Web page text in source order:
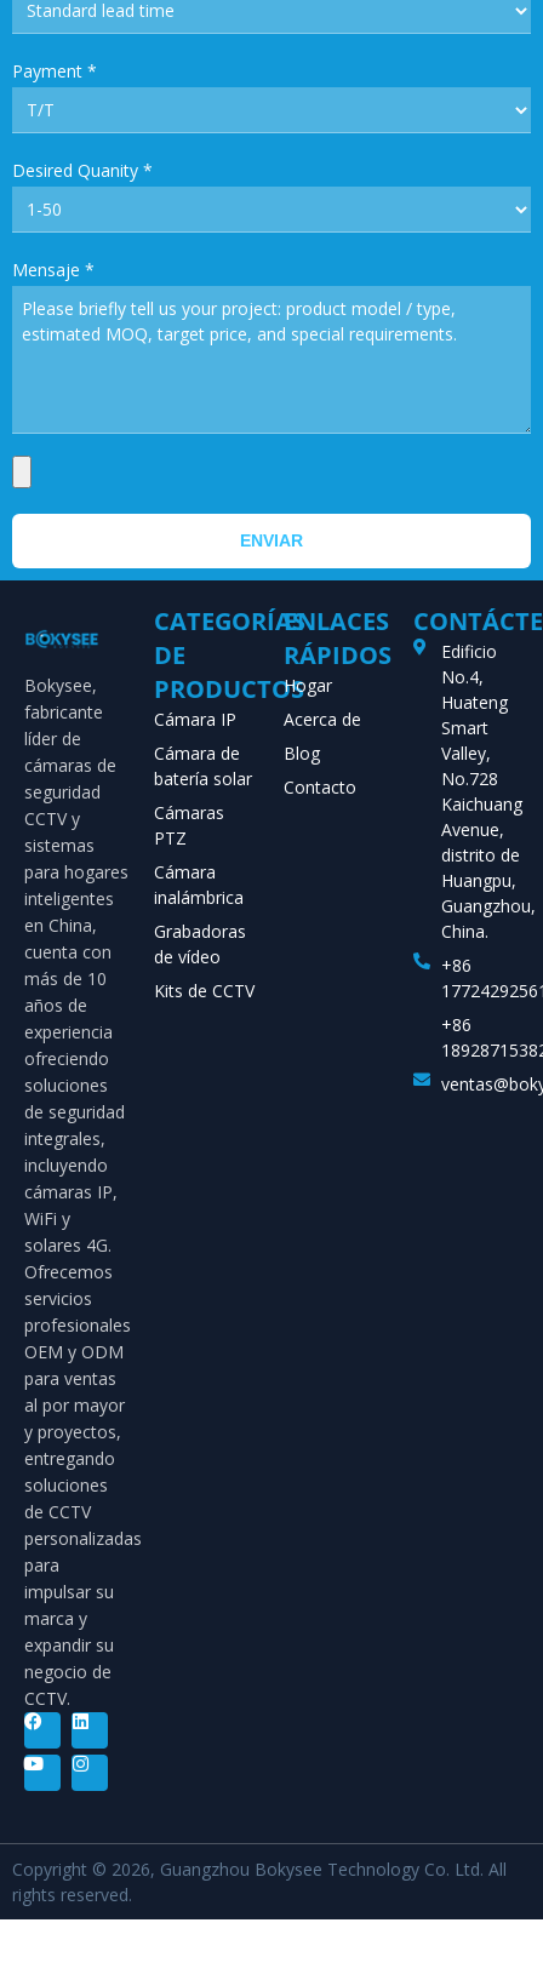
Payment *
Desired Quanity *
Mensaje *
ENVIAR
Bokysee,
fabricante
líder de
cámaras de
seguridad
CCTV y
sistemas
para hogares
inteligentes
en China,
cuenta con
más de 10
años de
experiencia
ofreciendo
soluciones
de seguridad
integrales,
incluyendo
cámaras IP,
WiFi y
solares 4G.
Ofrecemos
servicios
profesionales
OEM y ODM
para ventas
al por mayor
y proyectos,
entregando
soluciones
de CCTV
personalizadas
para
impulsar su
marca y
expandir su
negocio de
CCTV.
CATEGORÍAS
DE
PRODUCTOS
Cámara IP
Cámara de
batería solar
Cámaras
PTZ
Cámara
inalámbrica
Grabadoras
de vídeo
Kits de CCTV
ENLACES
RÁPIDOS
Hogar
Acerca de
Blog
Contacto
Edificio
No.4,
Huateng
Smart
Valley,
No.728
Kaichuang
Avenue,
distrito de
Huangpu,
Guangzhou,
China.
+86
+86
Copyright © 2026, Guangzhou Bokysee Technology Co. Ltd. All
rights reserved.